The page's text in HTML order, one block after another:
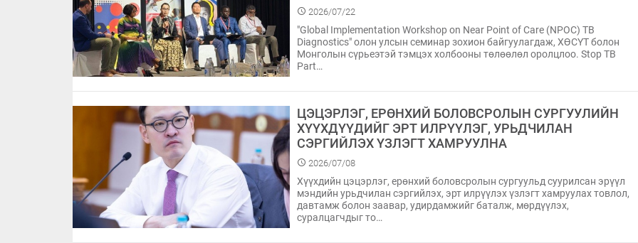
2026/07/22
"Global Implementation Workshop on Near Point of Care (NPOC) TB
Diagnostics" олон улсын семинар зохион байгуулагдаж, ХӨСҮТ болон
Монголын сүрьеэтэй тэмцэх холбооны төлөөлөл оролцлоо. Stop TB
Part…
ЦЭЦЭРЛЭГ, ЕРӨНХИЙ БОЛОВСРОЛЫН СУРГУУЛИЙН
ХҮҮХДҮҮДИЙГ ЭРТ ИЛРҮҮЛЭГ, УРЬДЧИЛАН
СЭРГИЙЛЭХ ҮЗЛЭГТ ХАМРУУЛНА
2026/07/08
Хүүхдийн цэцэрлэг, ерөнхий боловсролын сургуульд суурилсан эрүүл
мэндийн урьдчилан сэргийлэх, эрт илрүүлэх үзлэгт хамруулах товлол,
давтамж болон заавар, удирдамжийг баталж, мөрдүүлэх,
суралцагчдыг то…